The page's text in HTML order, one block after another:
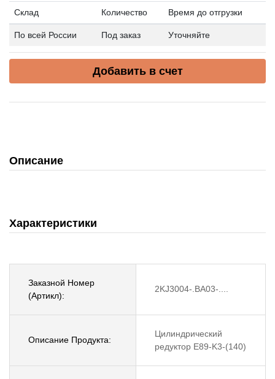
Склад Количество Время до отгрузки
По всей России Под заказ Уточняйте
Добавить в счет
Описание
Характеристики
Заказной Номер
(Артикл):
2KJ3004-.BA03-....
Описание Продукта:
Цилиндрический
редуктор E89-K3-(140)